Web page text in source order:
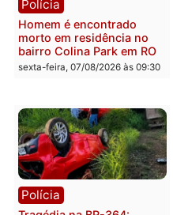
Casal é preso pela PRF
com mais de 72 quilos de
mercúrio escondidos em
estepe em Porto Velho
sexta-feira, 07/08/2026 às 09:38
Polícia